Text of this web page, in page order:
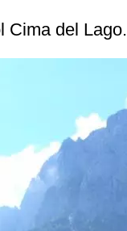
Cima del Lago.